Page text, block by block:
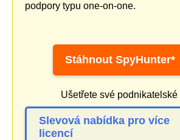
podpory typu one-on-one.
Stáhnout SpyHunter*
Ušetřete své podnikatelské
Slevová nabídka pro více
licencí